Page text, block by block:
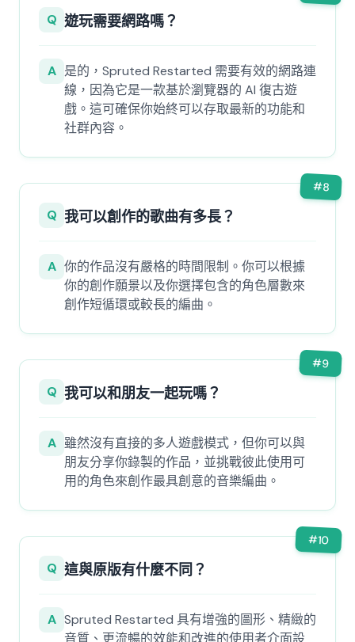
Q 遊玩需要網路嗎？
A 是的，Spruted Restarted 需要有效的網路連
線，因為它是一款基於瀏覽器的 AI 復古遊
戲。這可確保你始終可以存取最新的功能和
社群內容。
#8
Q 我可以創作的歌曲有多長？
A 你的作品沒有嚴格的時間限制。你可以根據
你的創作願景以及你選擇包含的角色層數來
創作短循環或較長的編曲。
#9
Q 我可以和朋友一起玩嗎？
A 雖然沒有直接的多人遊戲模式，但你可以與
朋友分享你錄製的作品，並挑戰彼此使用可
用的角色來創作最具創意的音樂編曲。
#10
Q 這與原版有什麼不同？
A Spruted Restarted 具有增強的圖形、精緻的
音質、更流暢的效能和改進的使用者介面設